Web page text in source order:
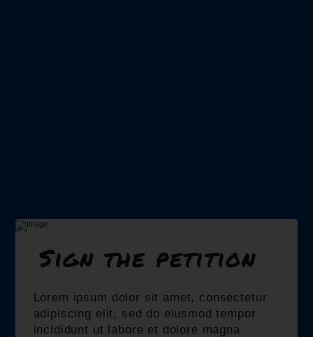
Sign the petition
Lorem ipsum dolor sit amet, consectetur
adipiscing elit, sed do eiusmod tempor
incididunt ut labore et dolore magna